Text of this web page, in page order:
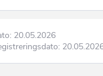
20.05.2026